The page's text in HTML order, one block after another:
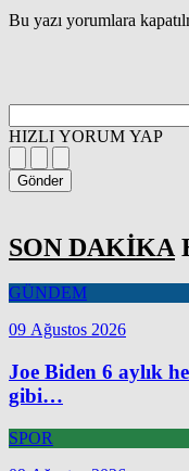
Bu yazı yorumlara
HIZLI YORUM YAP
Gönder
SON DAKİKA
GÜNDEM
09 Ağustos 2026
Joe Biden 6 aylık
gibi…
SPOR